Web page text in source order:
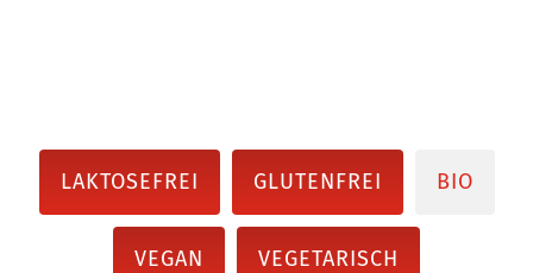
LAKTOSEFREI GLUTENFREI BIO
VEGAN VEGETARISCH